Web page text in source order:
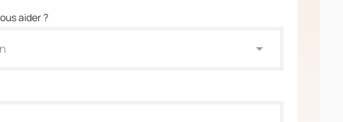
aider ?